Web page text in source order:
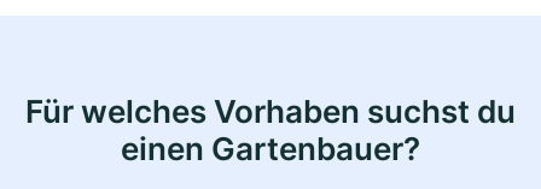
Für welches Vorhaben suchst du
einen Gartenbauer?